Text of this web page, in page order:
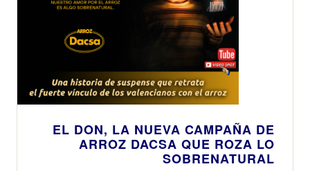
EL DON, LA NUEVA CAMPAÑA DE
ARROZ DACSA QUE ROZA LO
SOBRENATURAL